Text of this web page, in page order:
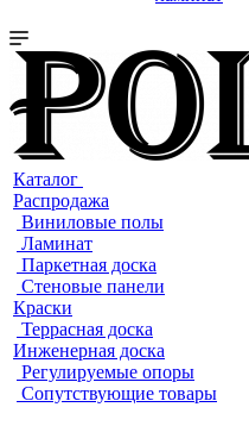
Каталог
Распродажа
Виниловые полы
Ламинат
Паркетная доска
Стеновые панели
Краски
Террасная доска
Инженерная доска
Регулируемые опоры
Сопутствующие товары